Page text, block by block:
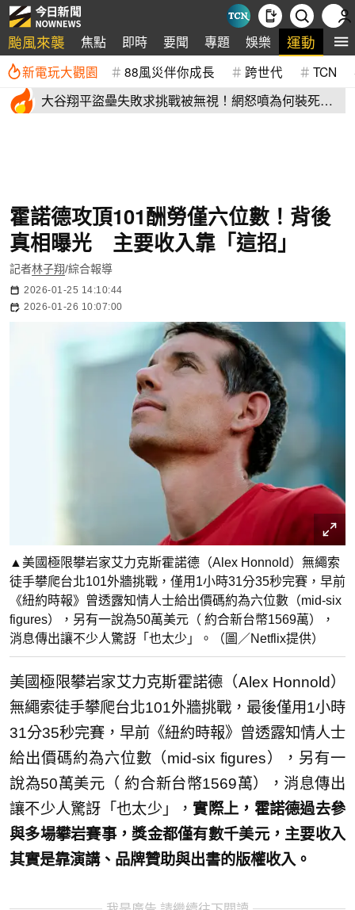
颱風來襲 焦點 即時 要聞 專題 娛樂 運動 全
新電玩大觀園 88風災伴你成長 跨世代 TCN
大谷翔平盜壘失敗求挑戰被無視！網怒噴為何裝死？
霍諾德攻頂101酬勞僅六位數！背後
真相曝光 主要收入靠「這招」
記者林子翔/綜合報導
2026-01-25 14:10:44
2026-01-26 10:07:00
▲美國極限攀岩家艾力克斯霍諾德（Alex Honnold）無繩索
徒手攀爬台北101外牆挑戰，僅用1小時31分35秒完賽，早前
《紐約時報》曾透露知情人士給出價碼約為六位數（mid-six
figures），另有一說為50萬美元（ 約合新台幣1569萬），
消息傳出讓不少人驚訝「也太少」。（圖／Netflix提供）
美國極限攀岩家艾力克斯霍諾德（Alex Honnold）
無繩索徒手攀爬台北101外牆挑戰，最後僅用1小時
31分35秒完賽，早前《紐約時報》曾透露知情人士
給出價碼約為六位數（mid-six figures），另有一
說為50萬美元（ 約合新台幣1569萬），消息傳出
讓不少人驚訝「也太少」， 實際上，霍諾德過去參
與多場攀岩賽事，獎金都僅有數千美元，主要收入
其實是靠演講、品牌贊助與出書的版權收入。